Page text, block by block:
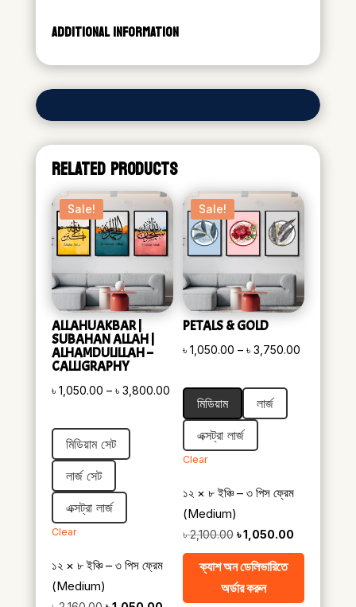
ADDITIONAL INFORMATION
RELATED PRODUCTS
Sale!
ALLAHUAKBAR |
SUBAHAN ALLAH |
ALHAMDULILLAH –
CALLIGRAPHY
৳ 1,050.00 – ৳ 3,800.00Price
range:
৳ 1,050.00
through
মিডিয়াম সেট
লার্জ সেট
এক্সট্রা লার্জ
Clear
১২ × ৮ ইঞ্চি – ৩ পিস ফ্রেম
(Medium)
Sale!
PETALS & GOLD
৳1,050.00 – ৳3,750.00
মিডিয়াম
লার্জ
এক্সট্রা লার্জ
Clear
১২ × ৮ ইঞ্চি – ৩ পিস ফ্রেম
(Medium)
৳2,100.00 Original
price
was:
৳ 2,100.00.
৳1,050.00
price
ক্যাশ অন ডেলিভারিতে
অর্ডার করুন